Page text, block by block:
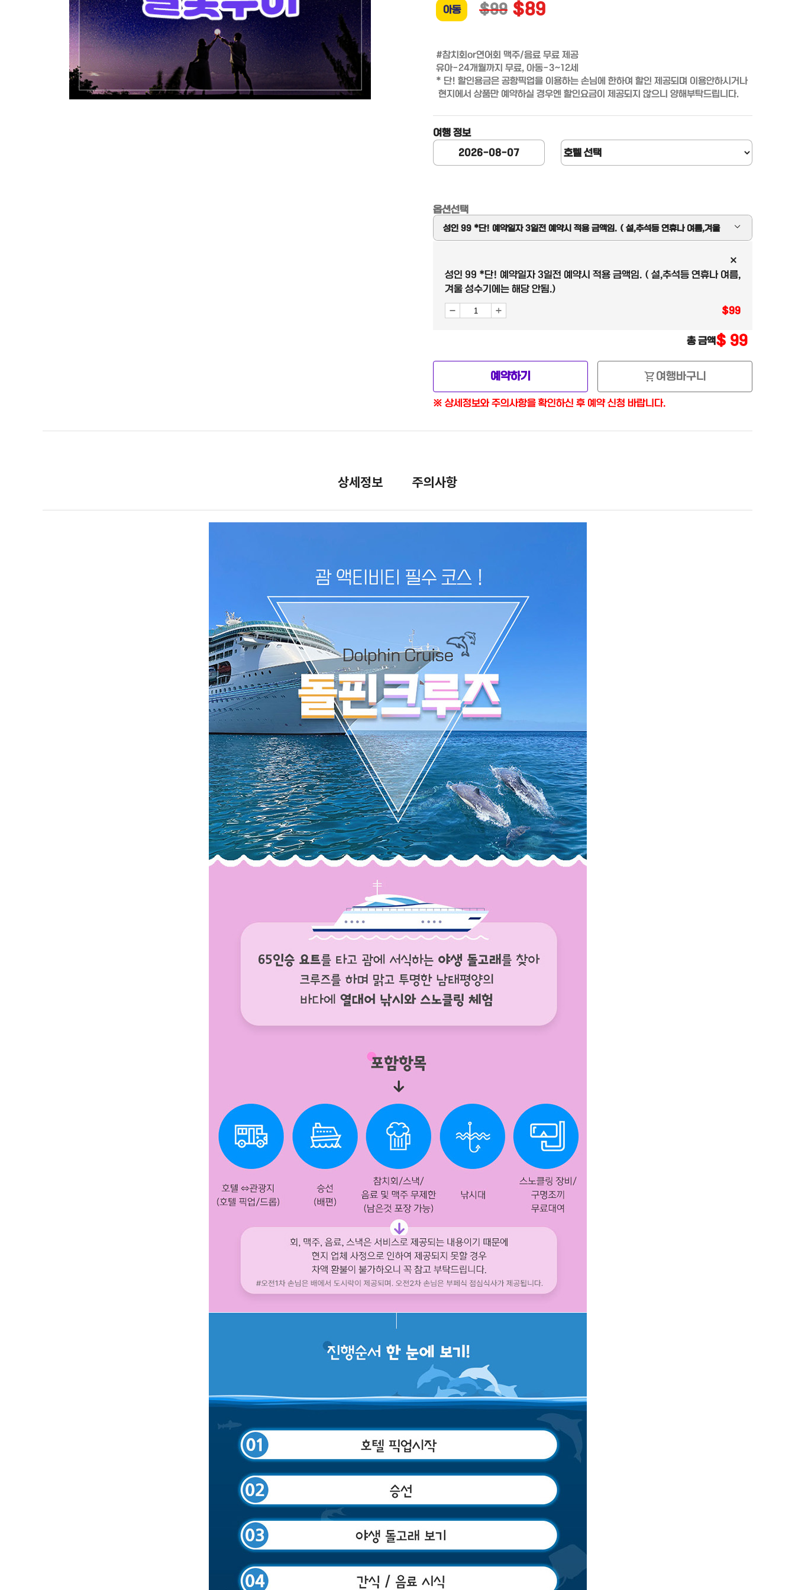
아동 $99 $89
#참치회or연어회 맥주/음료 무료 제공
유아-24개월까지 무료, 아동-3~12세
* 단! 할인용금은 공항픽업을 이용하는 손님에 한하여 할인 제공되며 이용안하시거나
현지에서 상품만 예약하실 경우엔 할인요금이 제공되지 않으니 양해부탁드립니다.
여행 정보
옵션선택
성인 99 *단! 예약일자 3일전 예약시 적용 금액임. ( 설,추석등 연휴나 여름,겨울
성인 99 *단! 예약일자 3일전 예약시 적용 금액임. ( 설,추석등 연휴나 여름,겨울
성수기에는 해당 안됨.)
아동 89 *단! 예약일자 3일전 예약시 적용 금액임. ( 설,추석등 연휴나 여름,겨울
성인 109 * 성수기 비용 (설.추석 여름7-8월. 겨울12-2월)
아동 99 * 성수기 비용 (설.추석 여름7-8월. 겨울12-2월)
성인 99 *단! 예약일자 3일전 예약시 적용 금액임. ( 설,추석등 연휴나 여름,
겨울 성수기에는 해당 안됨.)
$99
총 금액 $ 99
예약하기 shopping_cart 여행바구니
※ 상세정보와 주의사항을 확인하신 후 예약 신청 바랍니다.
상세정보 주의사항